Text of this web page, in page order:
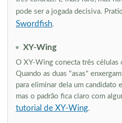
pode ser a jogada decisiva.
Swordfish.
XY-Wing
O XY-Wing conecta três células
Quando as duas "asas"
para eliminar dela um candidato
mas o padrão fica claro com
tutorial de XY-Wing.